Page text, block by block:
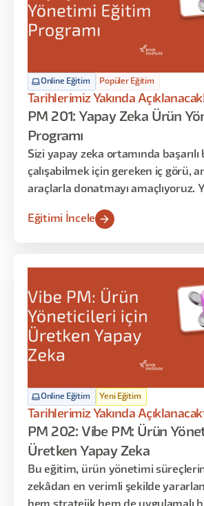
Online Eğitim Popüler Eğitim
Tarihlerimiz Yakında
PM 201: Yapay Zeka Ürün
Programı
Sizi yapay zeka ortamında başarılı
çalışabilmek için gereken iç görü,
araçlarla donatmayı amaçlıyoruz.
Yapay Zeka teknolojisi ile ürün
Eğitimi İncele
Online Eğitim Yeni Eğitim
Tarihlerimiz Yakında
PM 202: Vibe PM: Ürün
Üretken Yapay Zeka
Bu eğitim, ürün yönetimi
zekâdan en verimli şekilde